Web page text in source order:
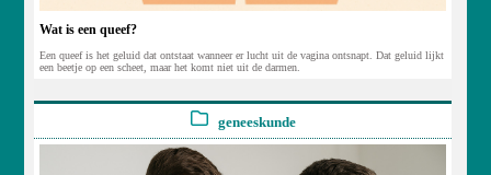
Wat is een queef?
Een queef is het geluid dat ontstaat wanneer er lucht uit de vagina ontsnapt. Dat geluid lijkt
een beetje op een scheet, maar het komt niet uit de darmen.
geneeskunde